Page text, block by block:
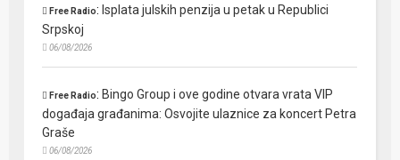
Free Radio: Isplata julskih penzija u petak u Republici
Srpskoj
06/08/2026
Free Radio: Bingo Group i ove godine otvara vrata VIP
događaja građanima: Osvojite ulaznice za koncert Petra
Graše
06/08/2026